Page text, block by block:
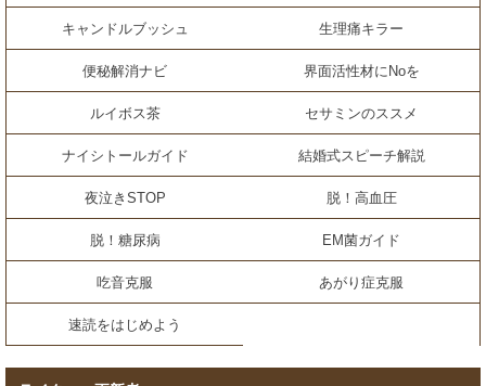
キャンドルブッシュ 生理痛キラー
便秘解消ナビ 界面活性材にNoを
ルイボス茶 セサミンのススメ
ナイシトールガイド 結婚式スピーチ解説
夜泣きSTOP 脱！高血圧
脱！糖尿病 EM菌ガイド
吃音克服 あがり症克服
速読をはじめよう